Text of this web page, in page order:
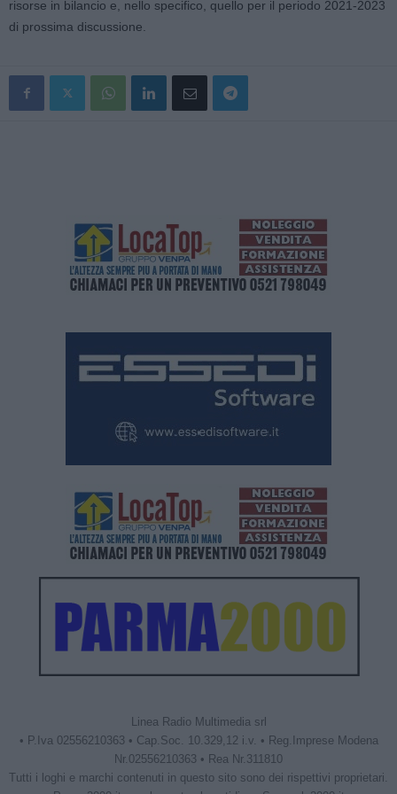
risorse in bilancio e, nello specifico, quello per il periodo 2021-2023
di prossima discussione.
Linea Radio Multimedia srl
• P.Iva 02556210363 • Cap.Soc. 10.329,12 i.v. • Reg.Imprese Modena
Nr.02556210363 • Rea Nr.311810
Tutti i loghi e marchi contenuti in questo sito sono dei rispettivi proprietari.